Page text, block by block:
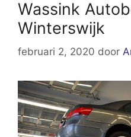
Wassink
Winterswijk
februari 2, 2020 door